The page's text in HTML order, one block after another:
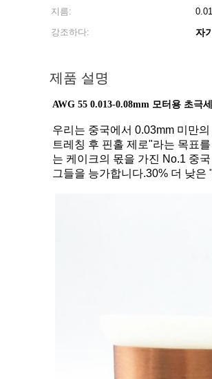
지름:
강조하다:
자
제품 설명
AWG 55 0.013-0.08mm 모터용 초극
우리는 중국에서 0.03mm 미만
트레칭 후 핀홀 제로"라는 목표
는 케이크의 몫을 가진 No.1 중
그들을 능가합니다.30% 더 낮